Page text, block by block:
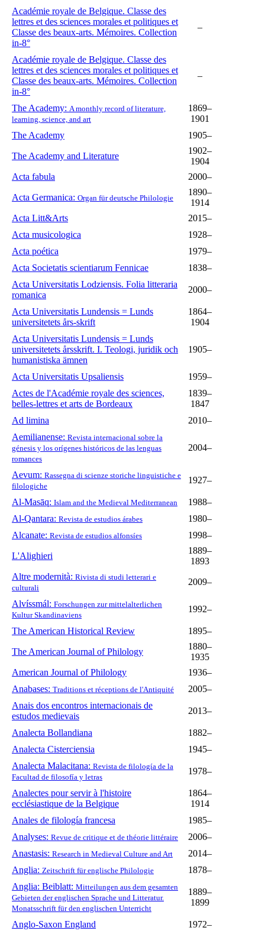
Académie royale de Belgique. Classe des
lettres et des sciences morales et politiques et
Classe des beaux-arts. Mémoires. Collection
in-8°
–
Académie royale de Belgique. Classe des
lettres et des sciences morales et politiques et
Classe des beaux-arts. Mémoires. Collection
in-8°
–
The Academy: A monthly record of literature,
learning, science, and art
1869–
1901
The Academy
1905–
The Academy and Literature
1902–
1904
Acta fabula
2000–
Acta Germanica: Organ für deutsche Philologie
1890–
1914
Acta Litt&Arts
2015–
Acta musicologica
1928–
Acta poética
1979–
Acta Societatis scientiarum Fennicae
1838–
Acta Universitatis Lodziensis. Folia litteraria
romanica
2000–
Acta Universitatis Lundensis = Lunds
universitetets års-skrift
1864–
1904
Acta Universitatis Lundensis = Lunds
universitetets årsskrift. I. Teologi, juridik och
humanistiska ämnen
1905–
Acta Universitatis Upsaliensis
1959–
Actes de l'Académie royale des sciences,
belles-lettres et arts de Bordeaux
1839–
1847
Ad limina
2010–
Aemilianense: Revista internacional sobre la
génesis y los orígenes históricos de las lenguas
romances
2004–
Aevum: Rassegna di scienze storiche linguistiche e
filologiche
1927–
Al-Masāq: Islam and the Medieval Mediterranean
1988–
Al-Qantara: Revista de estudios árabes
1980–
Alcanate: Revista de estudios alfonsíes 1998–
L'Alighieri
1889–
1893
Altre modernità: Rivista di studi letterari e
culturali
2009–
Alvíssmál: Forschungen zur mittelalterlichen
Kultur Skandinaviens
1992–
The American Historical Review 1895–
The American Journal of Philology
1880–
1935
American Journal of Philology
1936–
Anabases: Traditions et réceptions de l'Antiquité
2005–
Anais dos encontros internacionais de
estudos medievais
2013–
Analecta Bollandiana
1882–
Analecta Cisterciensia
1945–
Analecta Malacitana: Revista de filología de la
Facultad de filosofía y letras
1978–
Analectes pour servir à l'histoire
ecclésiastique de la Belgique
1864–
1914
Anales de filología francesa
1985–
Analyses: Revue de critique et de théorie littéraire
2006–
Anastasis: Research in Medieval Culture and Art
2014–
Anglia: Zeitschrift für englische Philologie
1878–
Anglia: Beiblatt: Mitteilungen aus dem gesamten
Gebieten der englischen Sprache und Litteratur.
Monatsschrift für den englischen Unterricht
1889–
1899
Anglo-Saxon England 1972–